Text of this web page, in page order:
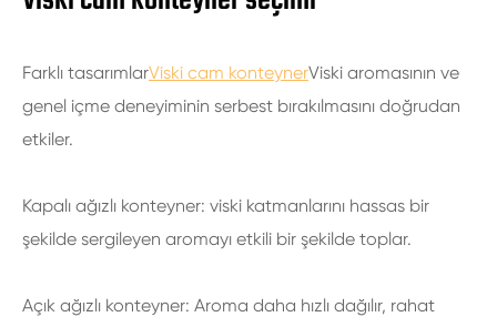
Farklı tasarımlarViski cam konteynerViski aromasının ve
genel içme deneyiminin serbest bırakılmasını doğrudan
etkiler.
Kapalı ağızlı konteyner: viski katmanlarını hassas bir
şekilde sergileyen aromayı etkili bir şekilde toplar.
Açık ağızlı konteyner: Aroma daha hızlı dağılır, rahat